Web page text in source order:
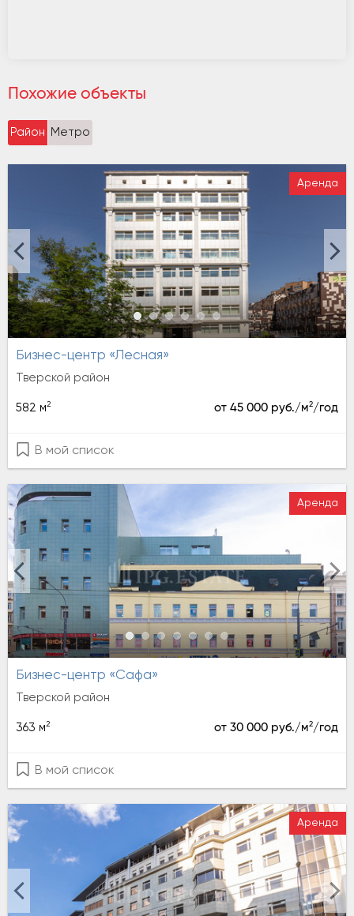
Похожие объекты
Район Метро
Аренда
Бизнес-центр «Лесная»
Тверской район
582 м2 от 45 000 руб./м2 /год
В мой список
Аренда
Бизнес-центр «Сафа»
Тверской район
363 м2 от 30 000 руб./м2 /год
В мой список
Аренда